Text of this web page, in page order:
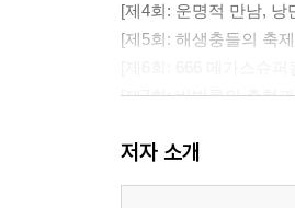
[제4회: 운명적 만남, 낭
[제5회: 해생충들의 축
[제7회: 바빌론의 출현
[제9회: 666 세트장의
[제10회: 참빛 신세계의
저자 소개